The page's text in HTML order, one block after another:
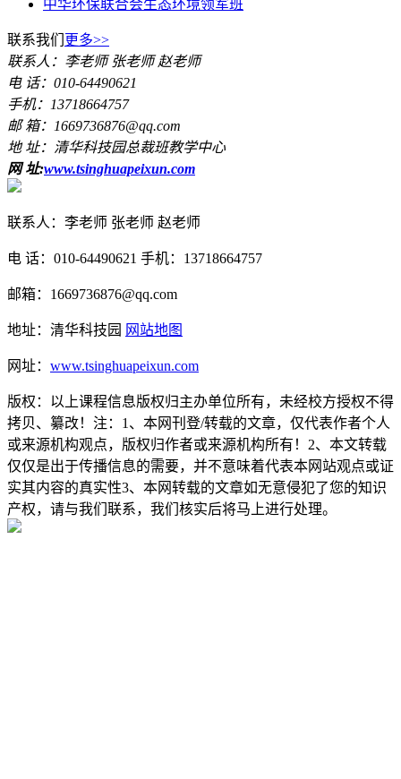
中华环保联合会生态环境领军班
联系我们 更多>>
联系人：李老师 张老师 赵老师
电 话：010-64490621
手机：13718664757
邮 箱：1669736876@qq.com
地 址：清华科技园总裁班教学中心
网 址:www.tsinghuapeixun.com
联系人：李老师 张老师 赵老师
电 话：010-64490621 手机：13718664757
邮箱：1669736876@qq.com
地址：清华科技园 网站地图
网址： www.tsinghuapeixun.com
版权：以上课程信息版权归主办单位所有，未经校方授权不得
拷贝、纂改！注：1、本网刊登/转载的文章，仅代表作者个人
或来源机构观点，版权归作者或来源机构所有！2、本文转载
仅仅是出于传播信息的需要，并不意味着代表本网站观点或证
实其内容的真实性3、本网转载的文章如无意侵犯了您的知识
产权，请与我们联系，我们核实后将马上进行处理。